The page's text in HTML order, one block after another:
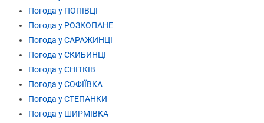
Погода у ПОПІВЦІ
Погода у РОЗКОПАНЕ
Погода у САРАЖИНЦІ
Погода у СКИБИНЦІ
Погода у СНІТКІВ
Погода у СОФІЇВКА
Погода у СТЕПАНКИ
Погода у ШИРМІВКА